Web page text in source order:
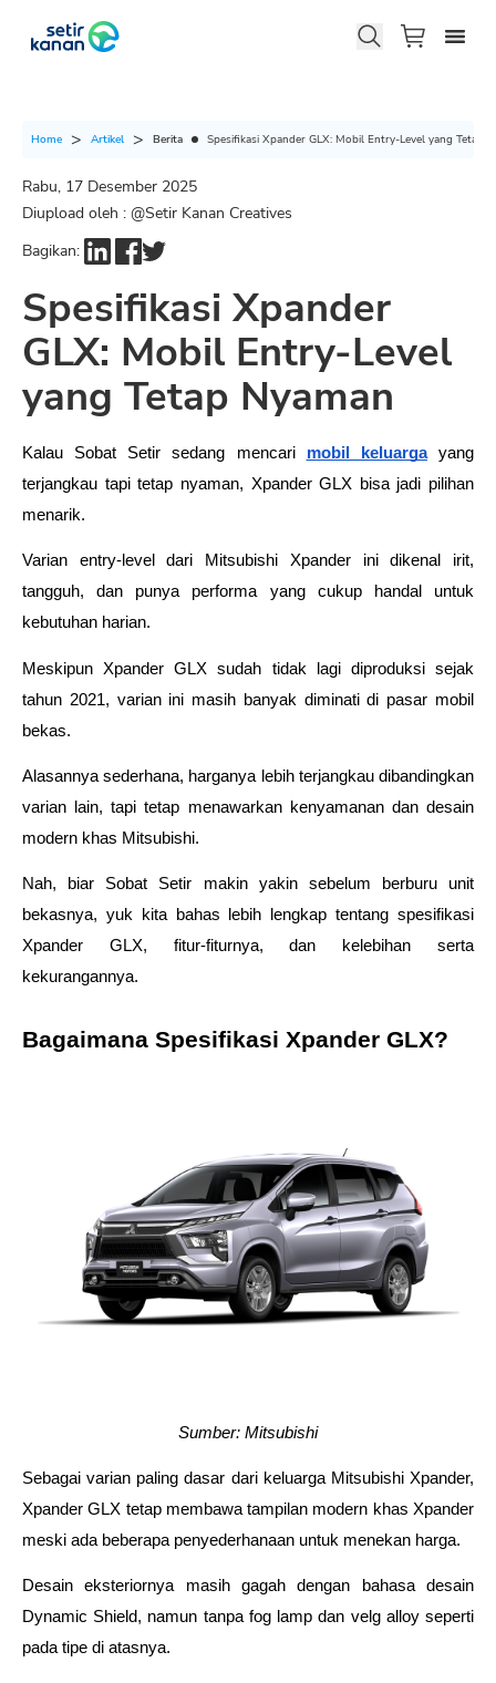
Home Artikel Berita Spesifikasi Xpander GLX: Mobil Entry-Level yang Tetap
Rabu, 17 Desember 2025
Diupload oleh : @Setir Kanan Creatives
Bagikan:
Spesifikasi Xpander
GLX: Mobil Entry-Level
yang Tetap Nyaman
Kalau Sobat Setir sedang mencari mobil keluarga yang
terjangkau tapi tetap nyaman, Xpander GLX bisa jadi pilihan
menarik.
Varian entry-level dari Mitsubishi Xpander ini dikenal irit,
tangguh, dan punya performa yang cukup handal untuk
kebutuhan harian.
Meskipun Xpander GLX sudah tidak lagi diproduksi sejak
tahun 2021, varian ini masih banyak diminati di pasar mobil
bekas.
Alasannya sederhana, harganya lebih terjangkau dibandingkan
varian lain, tapi tetap menawarkan kenyamanan dan desain
modern khas Mitsubishi.
Nah, biar Sobat Setir makin yakin sebelum berburu unit
bekasnya, yuk kita bahas lebih lengkap tentang spesifikasi
Xpander GLX, fitur-fiturnya, dan kelebihan serta
kekurangannya.
Bagaimana Spesifikasi Xpander GLX?
Sumber: Mitsubishi
Sebagai varian paling dasar dari keluarga Mitsubishi Xpander,
Xpander GLX tetap membawa tampilan modern khas Xpander
meski ada beberapa penyederhanaan untuk menekan harga.
Desain eksteriornya masih gagah dengan bahasa desain
Dynamic Shield, namun tanpa fog lamp dan velg alloy seperti
pada tipe di atasnya.